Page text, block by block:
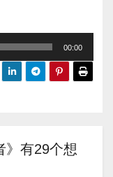
00:00
》有29个想